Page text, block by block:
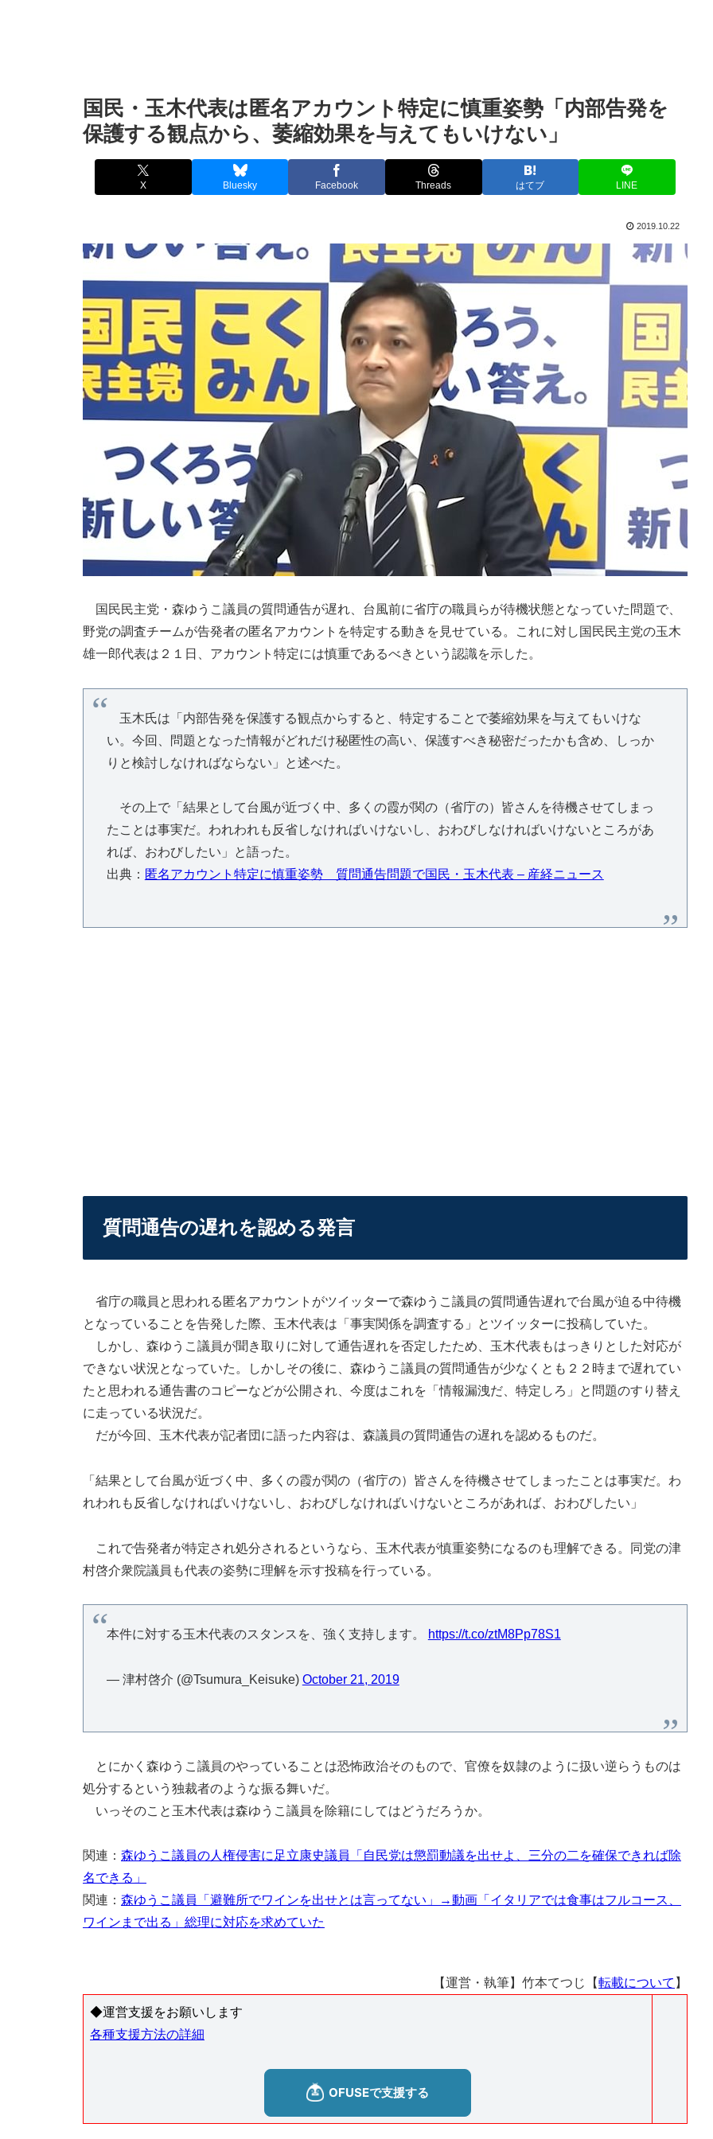
国民・玉木代表は匿名アカウント特定に慎重姿勢「内部告発を
保護する観点から、萎縮効果を与えてもいけない」
X Bluesky Facebook Threads はてブ LINE
2019.10.22
国民民主党・森ゆうこ議員の質問通告が遅れ、台風前に省庁の職員らが待機状態となっていた問題で、
野党の調査チームが告発者の匿名アカウントを特定する動きを見せている。これに対し国民民主党の玉木
雄一郎代表は２１日、アカウント特定には慎重であるべきという認識を示した。
玉木氏は「内部告発を保護する観点からすると、特定することで萎縮効果を与えてもいけな
い。今回、問題となった情報がどれだけ秘匿性の高い、保護すべき秘密だったかも含め、しっか
りと検討しなければならない」と述べた。
その上で「結果として台風が近づく中、多くの霞が関の（省庁の）皆さんを待機させてしまっ
たことは事実だ。われわれも反省しなければいけないし、おわびしなければいけないところがあ
れば、おわびしたい」と語った。
出典： 匿名アカウント特定に慎重姿勢 質問通告問題で国民・玉木代表 – 産経ニュース
質問通告の遅れを認める発言
省庁の職員と思われる匿名アカウントがツイッターで森ゆうこ議員の質問通告遅れで台風が迫る中待機
となっていることを告発した際、玉木代表は「事実関係を調査する」とツイッターに投稿していた。
しかし、森ゆうこ議員が聞き取りに対して通告遅れを否定したため、玉木代表もはっきりとした対応が
できない状況となっていた。しかしその後に、森ゆうこ議員の質問通告が少なくとも２２時まで遅れてい
たと思われる通告書のコピーなどが公開され、今度はこれを「情報漏洩だ、特定しろ」と問題のすり替え
に走っている状況だ。
だが今回、玉木代表が記者団に語った内容は、森議員の質問通告の遅れを認めるものだ。
「結果として台風が近づく中、多くの霞が関の（省庁の）皆さんを待機させてしまったことは事実だ。わ
れわれも反省しなければいけないし、おわびしなければいけないところがあれば、おわびしたい」
これで告発者が特定され処分されるというなら、玉木代表が慎重姿勢になるのも理解できる。同党の津
村啓介衆院議員も代表の姿勢に理解を示す投稿を行っている。
本件に対する玉木代表のスタンスを、強く支持します。 https://t.co/ztM8Pp78S1
— 津村啓介 (@Tsumura_Keisuke) October 21, 2019
とにかく森ゆうこ議員のやっていることは恐怖政治そのもので、官僚を奴隷のように扱い逆らうものは
処分するという独裁者のような振る舞いだ。
いっそのこと玉木代表は森ゆうこ議員を除籍にしてはどうだろうか。
関連： 森ゆうこ議員の人権侵害に足立康史議員「自民党は懲罰動議を出せよ、三分の二を確保できれば除
名できる」
関連： 森ゆうこ議員「避難所でワインを出せとは言ってない」→動画「イタリアでは食事はフルコース、
ワインまで出る」総理に対応を求めていた
【運営・執筆】竹本てつじ【転載について 】
◆運営支援をお願いします
各種支援方法の詳細